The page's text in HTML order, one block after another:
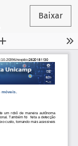
Baixar